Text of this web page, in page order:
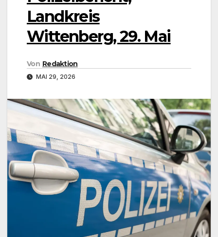
Landkreis
Wittenberg, 29. Mai
Von Redaktion
MAI 29, 2026